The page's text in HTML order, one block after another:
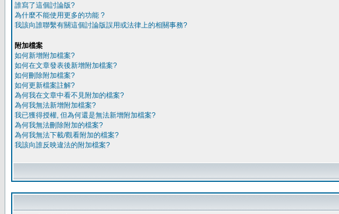
誰寫了這個討論版?
為什麼不能使用更多的功能 ?
我該向誰聯繫有關這個討論版誤用或法律上的相關事務?
附加檔案
如何新增附加檔案?
如何在文章發表後新增附加檔案?
如何刪除附加檔案?
如何更新檔案註解?
為何我在文章中看不見附加的檔案?
為何我無法新增附加檔案?
我已獲得授權, 但為何還是無法新增附加檔案?
為何我無法刪除附加的檔案?
為何我無法下載/觀看附加的檔案?
我該向誰反映違法的附加檔案?